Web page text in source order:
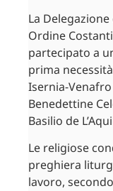
La
Ordine
partecipato a
prima
Isernia-
Benedettine
Basilio de
Le religiose
preghiera
lavoro,